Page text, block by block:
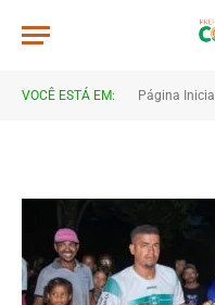
VOCÊ ESTÁ EM: Página Inicial
IMG_0487